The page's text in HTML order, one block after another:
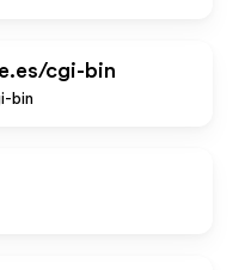
cgi-bin
bin